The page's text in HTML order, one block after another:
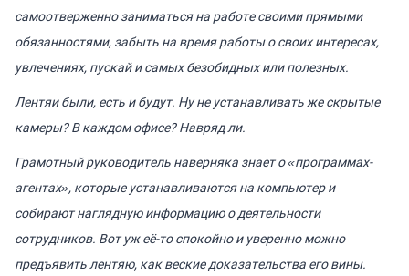
самоотверженно заниматься на работе своими прямыми
обязанностями, забыть на время работы о своих интересах,
увлечениях, пускай и самых безобидных или полезных.
Лентяи были, есть и будут. Ну не устанавливать же скрытые
камеры? В каждом офисе? Навряд ли.
Грамотный руководитель наверняка знает о «программах-
агентах», которые устанавливаются на компьютер и
собирают наглядную информацию о деятельности
сотрудников. Вот уж её-то спокойно и уверенно можно
предъявить лентяю, как веские доказательства его вины.